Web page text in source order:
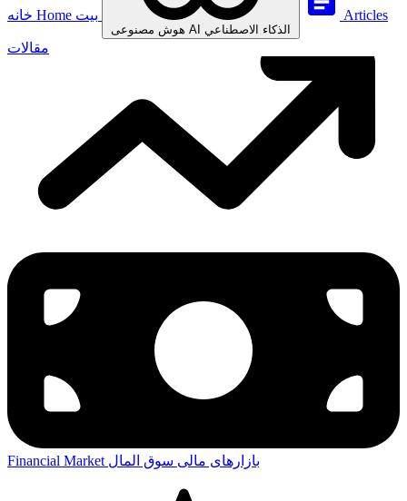
Home
AI الذكاء الاصطناعي
Articles
مقالات
Financial Market بازارهای مالی سوق المال